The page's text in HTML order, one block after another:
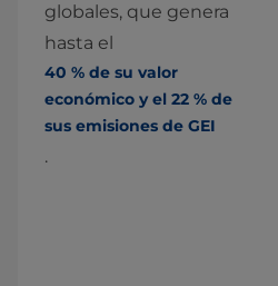
globales, que genera
hasta el
40 % de su valor
económico y el 22 % de
sus emisiones de GEI
.